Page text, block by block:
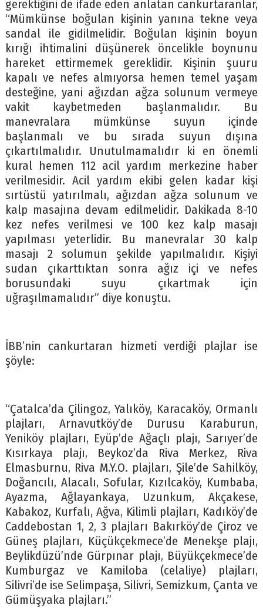
gerektiğini de ifade eden anlatan cankurtaranlar,
“Mümkünse boğulan kişinin yanına tekne veya
sandal ile gidilmelidir. Boğulan kişinin boyun
kırığı ihtimalini düşünerek öncelikle boynunu
hareket ettirmemek gereklidir. Kişinin şuuru
kapalı ve nefes almıyorsa hemen temel yaşam
desteğine, yani ağızdan ağza solunum vermeye
vakit kaybetmeden başlanmalıdır. Bu
manevralara mümkünse suyun içinde
başlanmalı ve bu sırada suyun dışına
çıkartılmalıdır. Unutulmamalıdır ki en önemli
kural hemen 112 acil yardım merkezine haber
verilmesidir. Acil yardım ekibi gelen kadar kişi
sırtüstü yatırılmalı, ağızdan ağza solunum ve
kalp masajına devam edilmelidir. Dakikada 8-10
kez nefes verilmesi ve 100 kez kalp masajı
yapılması yeterlidir. Bu manevralar 30 kalp
masajı 2 solumun şekilde yapılmalıdır. Kişiyi
sudan çıkarttıktan sonra ağız içi ve nefes
borusundaki suyu çıkartmak için
uğraşılmamalıdır” diye konuştu.
İBB’nin cankurtaran hizmeti verdiği plajlar ise
şöyle:
“Çatalca’da Çilingoz, Yalıköy, Karacaköy, Ormanlı
plajları, Arnavutköy’de Durusu Karaburun,
Yeniköy plajları, Eyüp’de Ağaçlı plajı, Sarıyer’de
Kısırkaya plajı, Beykoz’da Riva Merkez, Riva
Elmasburnu, Riva M.Y.O. plajları, Şile’de Sahilköy,
Doğancılı, Alacalı, Sofular, Kızılcaköy, Kumbaba,
Ayazma, Ağlayankaya, Uzunkum, Akçakese,
Kabakoz, Kurfalı, Ağva, Kilimli plajları, Kadıköy’de
Caddebostan 1, 2, 3 plajları Bakırköy’de Çiroz ve
Güneş plajları, Küçükçekmece’de Menekşe plajı,
Beylikdüzü’nde Gürpınar plajı, Büyükçekmece’de
Kumburgaz ve Kamiloba (celaliye) plajları,
Silivri’de ise Selimpaşa, Silivri, Semizkum, Çanta ve
Gümüşyaka plajları.”